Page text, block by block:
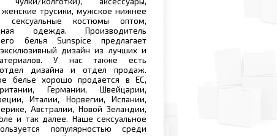
трусики, мужское нижнее
сексуальные костюмы оптом,
одежда. Производитель
белья Sunspice предлагает
дизайн из лучших и
У нас также есть
отдел дизайна и отдел продаж.
белье хорошо продается в ЕС,
Германии, Швейцарии,
Италии, Норвегии, Испании,
Австралии, Новой Зеландии,
и так далее. Наше сексуальное
популярностью среди